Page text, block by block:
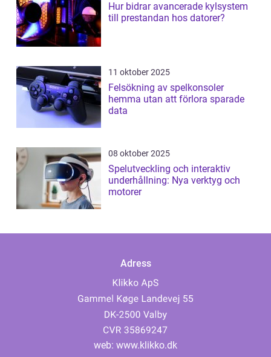
Hur bidrar avancerade kylsystem
till prestandan hos datorer?
11 oktober 2025
Felsökning av spelkonsoler
hemma utan att förlora sparade
data
08 oktober 2025
Spelutveckling och interaktiv
underhållning: Nya verktyg och
motorer
Adress
web: www.klikko.dk